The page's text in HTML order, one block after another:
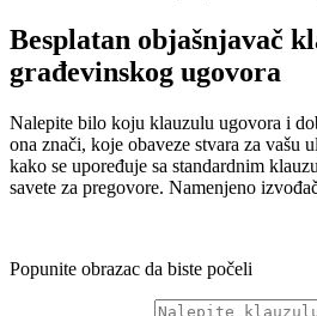
Besplatan objašnjavač
građevinskog ugovora
Nalepite bilo koju klauzulu ugovora i
ona znači, koje obaveze stvara za vašu
kako se upoređuje sa standardnim
savete za pregovore. Namenjeno
Popunite obrazac da biste počeli